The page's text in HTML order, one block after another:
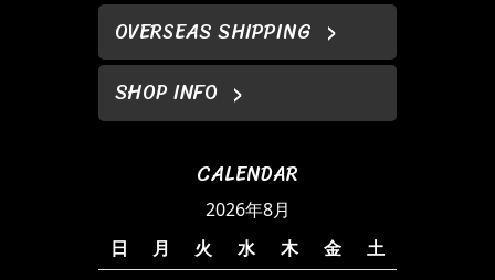
OVERSEAS SHIPPING
SHOP INFO
CALENDAR
2026年8月
日
月 火 水 木 金 土